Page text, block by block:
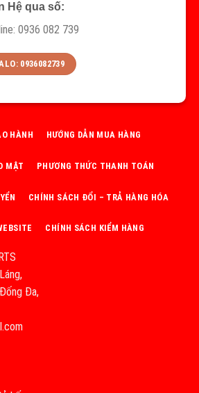
Hệ qua số:
0936 082 739
0936082739
Đa,
HÀNH HƯỚNG DẪN MUA HÀNG
MẬT PHƯƠNG THỨC THANH TOÁN
CHÍNH SÁCH ĐỔI – TRẢ HÀNG HÓA
CHÍNH SÁCH KIỂM HÀNG